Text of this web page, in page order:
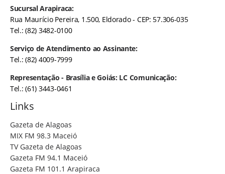
Sucursal Arapiraca:
Rua Maurício Pereira, 1.500, Eldorado - CEP: 57.306-035
Tel.: (82) 3482-0100
Serviço de Atendimento ao Assinante:
Tel.: (82) 4009-7999
Representação - Brasília e Goiás: LC Comunicação:
Tel.: (61) 3443-0461
Links
Gazeta de Alagoas
MIX FM 98.3 Maceió
TV Gazeta de Alagoas
Gazeta FM 94.1 Maceió
Gazeta FM 101.1 Arapiraca